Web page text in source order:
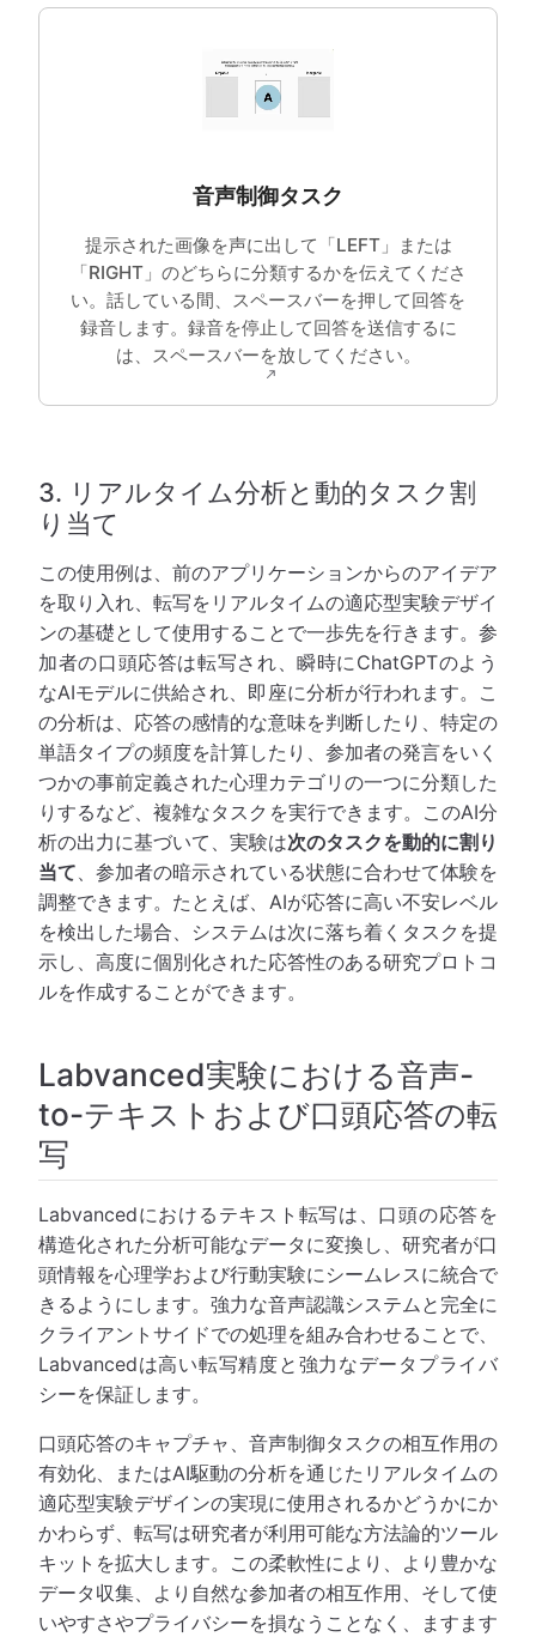
音声制御タスク
提示された画像を声に出して「LEFT」または
「RIGHT」のどちらに分類するかを伝えてくださ
い。話している間、スペースバーを押して回答を
録音します。録音を停止して回答を送信するに
は、スペースバーを放してください。
3. リアルタイム分析と動的タスク割
り当て
この使用例は、前のアプリケーションからのアイデア
を取り入れ、転写をリアルタイムの適応型実験デザイ
ンの基礎として使用することで一歩先を行きます。参
加者の口頭応答は転写され、瞬時にChatGPTのよう
なAIモデルに供給され、即座に分析が行われます。こ
の分析は、応答の感情的な意味を判断したり、特定の
単語タイプの頻度を計算したり、参加者の発言をいく
つかの事前定義された心理カテゴリの一つに分類した
りするなど、複雑なタスクを実行できます。このAI分
析の出力に基づいて、実験は次のタスクを動的に割り
当て 、参加者の暗示されている状態に合わせて体験を
調整できます。たとえば、AIが応答に高い不安レベル
を検出した場合、システムは次に落ち着くタスクを提
示し、高度に個別化された応答性のある研究プロトコ
ルを作成することができます。
Labvanced実験における音声-
to-テキストおよび口頭応答の転
写
Labvancedにおけるテキスト転写は、口頭の応答を
構造化された分析可能なデータに変換し、研究者が口
頭情報を心理学および行動実験にシームレスに統合で
きるようにします。強力な音声認識システムと完全に
クライアントサイドでの処理を組み合わせることで、
Labvancedは高い転写精度と強力なデータプライバ
シーを保証します。
口頭応答のキャプチャ、音声制御タスクの相互作用の
有効化、またはAI駆動の分析を通じたリアルタイムの
適応型実験デザインの実現に使用されるかどうかにか
かわらず、転写は研究者が利用可能な方法論的ツール
キットを拡大します。この柔軟性により、より豊かな
データ収集、より自然な参加者の相互作用、そして使
いやすさやプライバシーを損なうことなく、ますます